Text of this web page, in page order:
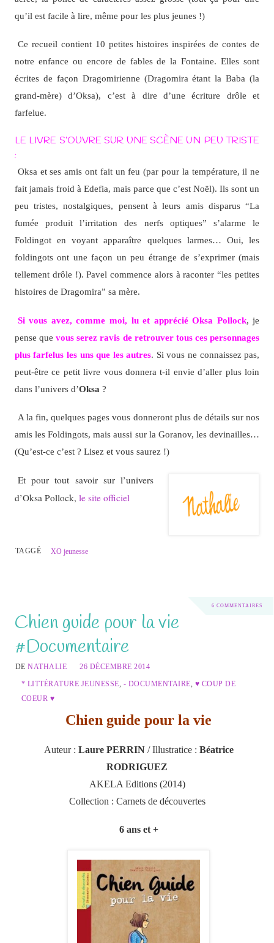
qu’il est facile à lire, même pour les plus jeunes !)
Ce recueil contient 10 petites histoires inspirées de contes de
notre enfance ou encore de fables de la Fontaine. Elles sont
écrites de façon Dragomirienne (Dragomira étant la Baba (la
grand-mère) d’Oksa), c’est à dire d’une écriture drôle et
farfelue.
LE LIVRE S’OUVRE SUR UNE SCÈNE UN PEU TRISTE
:
Oksa et ses amis ont fait un feu (par pour la température, il ne
fait jamais froid à Edefia, mais parce que c’est Noël). Ils sont un
peu tristes, nostalgiques, pensent à leurs amis disparus “La
fumée produit l’irritation des nerfs optiques” s’alarme le
Foldingot en voyant apparaître quelques larmes… Oui, les
foldingots ont une façon un peu étrange de s’exprimer (mais
tellement drôle !). Pavel commence alors à raconter “les petites
histoires de Dragomira” sa mère.
Si vous avez, comme moi, lu et apprécié Oksa Pollock, je
pense quevous serez ravis de retrouver tous ces personnages
plus farfelus les uns que les autres. Si vous ne connaissez pas,
peut-être ce petit livre vous donnera t-il envie d’aller plus loin
dans l’univers d’Oksa ?
A la fin, quelques pages vous donneront plus de détails sur nos
amis les Foldingots, mais aussi sur la Goranov, les devinailles…
(Qu’est-ce c’est ? Lisez et vous saurez !)
Et pour tout savoir sur l’univers
d’Oksa Pollock, le site officiel
TAGGÉ XO jeunesse
6 COMMENTAIRES
Chien guide pour la vie
#Documentaire
DENATHALIE
26 DÉCEMBRE 2014
* LITTÉRATURE JEUNESSE - DOCUMENTAIRE ♥ COUP DE
COEUR ♥
Chien guide pour la vie
Auteur : Laure PERRIN/ Illustratice : Béatrice
RODRIGUEZ
AKELA Editions (2014)
Collection : Carnets de découvertes
6 ans et +